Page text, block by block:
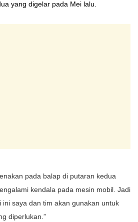
yang digelar pada Mei lalu.
pada balap di putaran kedua
kendala pada mesin mobil. Jadi
saya dan tim akan gunakan untuk
diperlukan.”